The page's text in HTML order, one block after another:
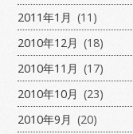
2011年1月 (11)
2010年12月 (18)
2010年11月 (17)
2010年10月 (23)
2010年9月 (20)